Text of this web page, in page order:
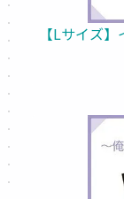
【Lサイズ